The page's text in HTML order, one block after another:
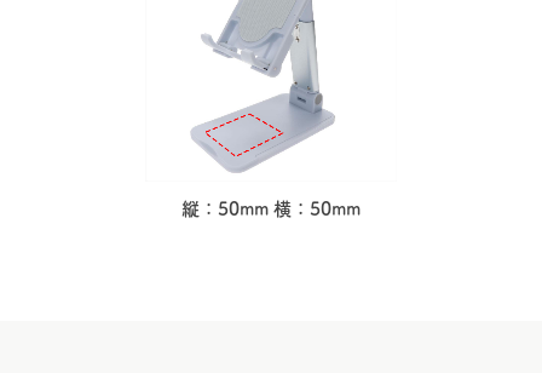
縦：50mm 横：50mm